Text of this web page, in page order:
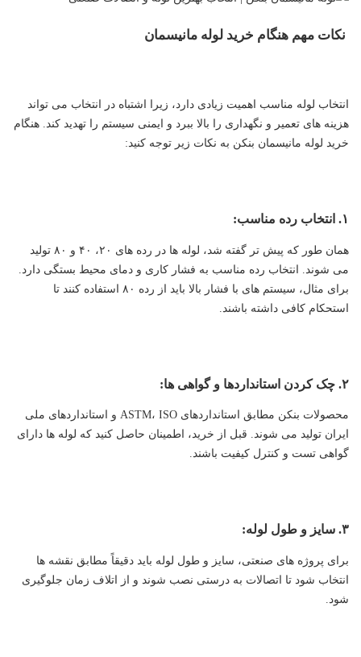
نکات مهم هنگام خرید لوله مانیسمان
انتخاب لوله مناسب اهمیت زیادی دارد، زیرا اشتباه در انتخاب می تواند
هزینه های تعمیر و نگهداری را بالا ببرد و ایمنی سیستم را تهدید کند. هنگام
خرید لوله مانیسمان بنکن به نکات زیر توجه کنید:
۱. انتخاب رده مناسب:
همان طور که پیش تر گفته شد، لوله ها در رده های ۲۰، ۴۰ و ۸۰ تولید
می شوند. انتخاب رده مناسب به فشار کاری و دمای محیط بستگی دارد.
برای مثال، سیستم های با فشار بالا باید از رده ۸۰ استفاده کنند تا
استحکام کافی داشته باشند.
۲. چک کردن استانداردها و گواهی ها:
محصولات بنکن مطابق استانداردهای ASTM، ISO و استانداردهای ملی
ایران تولید می شوند. قبل از خرید، اطمینان حاصل کنید که لوله ها دارای
گواهی تست و کنترل کیفیت باشند.
۳. سایز و طول لوله:
برای پروژه های صنعتی، سایز و طول لوله باید دقیقاً مطابق نقشه ها
انتخاب شود تا اتصالات به درستی نصب شوند و از اتلاف زمان جلوگیری
شود.